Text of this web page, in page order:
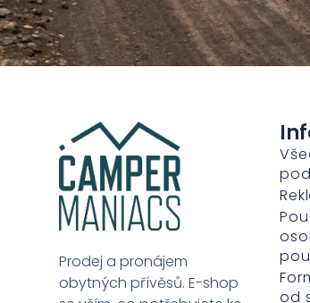
Prodej a pronájem
obytných přívěsů. E-shop
od